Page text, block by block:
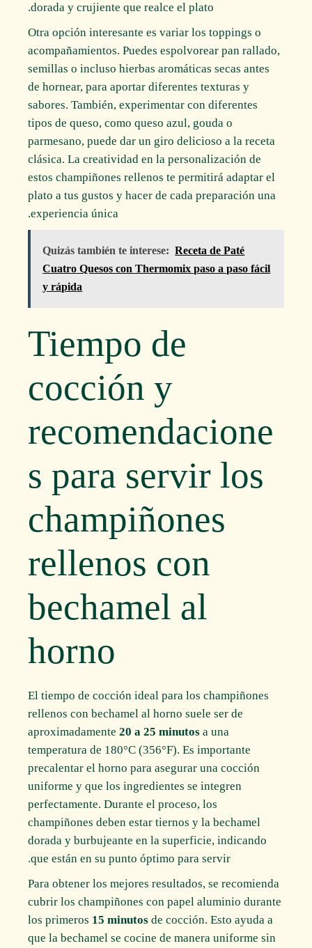
dorada y crujiente que realce el plato.
Otra opción interesante es variar los toppings o
acompañamientos. Puedes espolvorear pan rallado,
semillas o incluso hierbas aromáticas secas antes
de hornear, para aportar diferentes texturas y
sabores. También, experimentar con diferentes
tipos de queso, como queso azul, gouda o
parmesano, puede dar un giro delicioso a la receta
clásica. La creatividad en la personalización de
estos champiñones rellenos te permitirá adaptar el
plato a tus gustos y hacer de cada preparación una
experiencia única.
Quizás también te interese: Receta de Paté
Cuatro Quesos con Thermomix paso a paso fácil
y rápida
Tiempo de
cocción y
recomendacione
s para servir los
champiñones
rellenos con
bechamel al
horno
El tiempo de cocción ideal para los champiñones
rellenos con bechamel al horno suele ser de
aproximadamente20 a 25 minutos a una
temperatura de 180°C (356°F). Es importante
precalentar el horno para asegurar una cocción
uniforme y que los ingredientes se integren
perfectamente. Durante el proceso, los
champiñones deben estar tiernos y la bechamel
dorada y burbujeante en la superficie, indicando
que están en su punto óptimo para servir.
Para obtener los mejores resultados, se recomienda
cubrir los champiñones con papel aluminio durante
los primeros 15 minutos de cocción. Esto ayuda a
que la bechamel se cocine de manera uniforme sin